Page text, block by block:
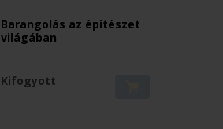
Barangolás az építészet
világában
Kifogyott